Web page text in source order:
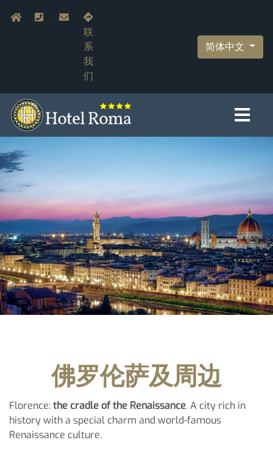
容
Navigazione secondaria
Home+39.055.210366
info@hotelromaflorence.com
联
系
我
们
简体中文
佛罗伦萨及周边
Florence:the cradle of the Renaissance. A city rich in
history with a special charm and world-famous
Renaissance culture.